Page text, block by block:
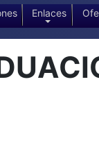
Enlaces